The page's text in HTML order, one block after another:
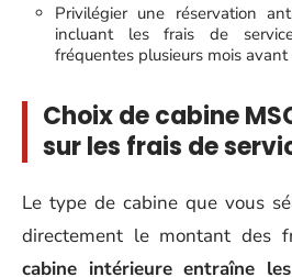
Privilégier une réservation
incluant les frais de
fréquentes plusieurs mois
Choix de cabine
sur les frais de
Le type de cabine que vous
directement le montant des
cabine intérieure entraîne